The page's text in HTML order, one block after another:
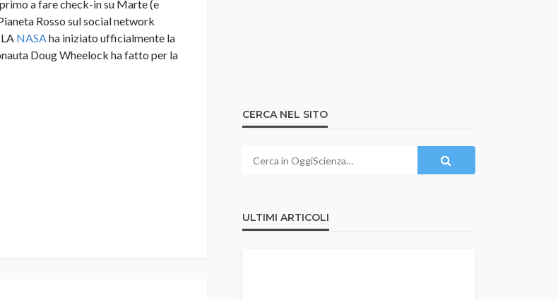
a fare check-in su Marte (e
Rosso sul social network
NASAha iniziato ufficialmente la
Doug Wheelock ha fatto per la
CERCA NEL SITO
ULTIMI ARTICOLI